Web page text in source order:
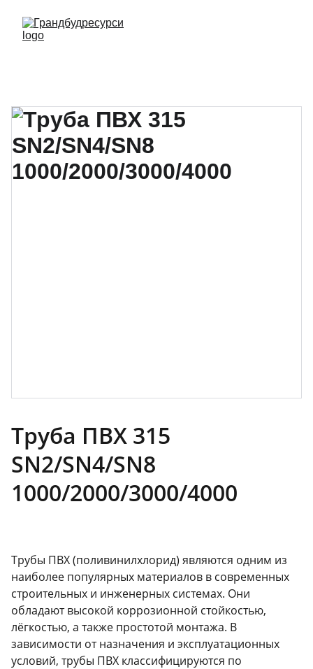
Труба ПВХ 315
SN2/SN4/SN8
1000/2000/3000/4000
Трубы ПВХ (поливинилхлорид) являются одним из
наиболее популярных материалов в современных
строительных и инженерных системах. Они
обладают высокой коррозионной стойкостью,
лёгкостью, а также простотой монтажа. В
зависимости от назначения и эксплуатационных
условий, трубы ПВХ классифицируются по